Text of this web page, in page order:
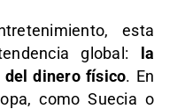
esta
global:
la
del dinero físico. En
como Suecia o